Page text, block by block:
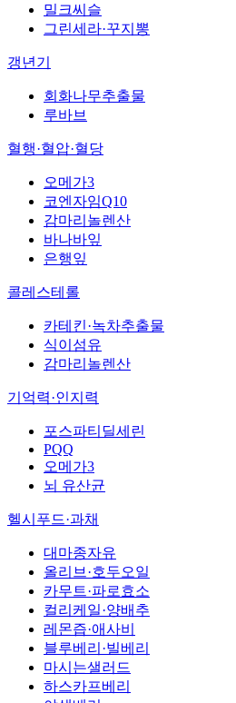
밀크씨슬
그린세라·꾸지뽕
갱년기
회화나무추출물
루바브
혈행·혈압·혈당
오메가3
코엔자임Q10
감마리놀렌산
바나바잎
은행잎
콜레스테롤
카테킨·녹차추출물
식이섬유
감마리놀렌산
기억력·인지력
포스파티딜세린
PQQ
오메가3
뇌 유산균
헬시푸드·과채
대마종자유
올리브·호두오일
카무트·파로효소
컬리케일·양배추
레몬즙·애사비
블루베리·빌베리
마시는샐러드
하스카프베리